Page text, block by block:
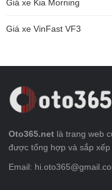
Giá xe Kia Morning
Giá xe VinFast VF3
Oto365.net là trang web
được tổng hợp và sắp
Email: